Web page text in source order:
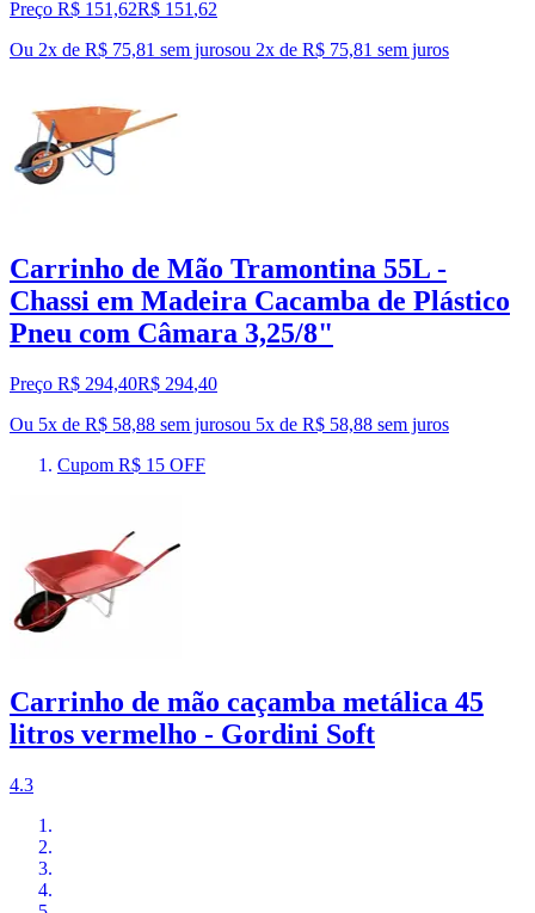
Preço R$ 151,62R$ 151 ,62
Ou 2x de R$ 75,81 sem jurosou 2x de R$ 75,81 sem juros
Carrinho de Mão Tramontina 55L -
Chassi em Madeira Cacamba de Plástico
Pneu com Câmara 3,25/8"
Preço R$ 294,40R$ 294,40
Ou 5x de R$ 58,88 sem jurosou 5x de R$ 58,88 sem juros
Cupom R$ 15 OFF
Carrinho de mão caçamba metálica 45
litros vermelho - Gordini Soft
4.3